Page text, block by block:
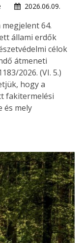
2026.06.09.
64.
állami erdők
célok
átmeneti
2026. (VI. 5.)
hogy a
fakitermelési
és mely